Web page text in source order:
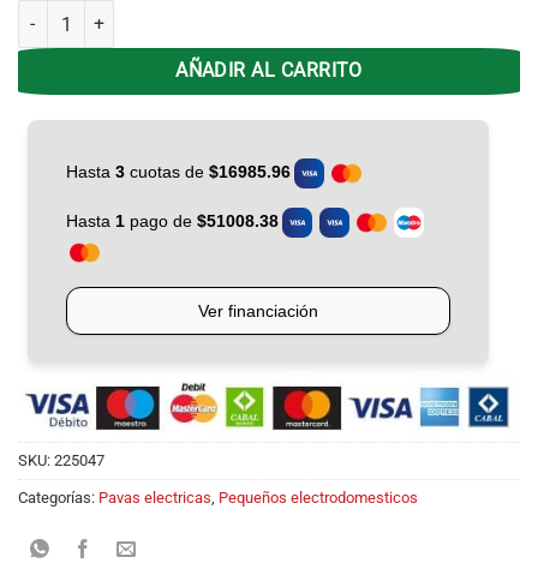
Pava Electrica Liliana AP-175B Mateando - Blanca - Corte Mate
AÑADIR AL CARRITO
SKU: 225047
Categorías: Pavas electricas Pequeños electrodomesticos